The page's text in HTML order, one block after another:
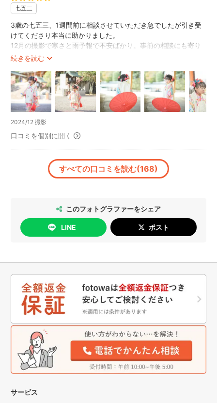
.
家族写真や七五三・ベビーフォトで泣いてしまうお子様の
事について
お話します。小さなお子様は撮影中に泣いてしまうことも
ありますが
私は泣いた表情もしっかり撮影します。
.
.
一生懸命、顔をクシャっとして泣いている顔は1年1年成長
と共に変わってい
くからです。笑顔ももちろん変わりますが、泣き顔は年々
見なくなり大きく
ですので、一生懸命お母さん・お父さん・おばあちゃん・
是非、写真に残せる時に残しましょう（^^）
ですので、
とか
「折角キレイに準備してきたのに･･･」
とか
てしまう･･･」
など思われないで下さい。
「時間でーす」と
七五三
続きを読む
3歳の七五三、1週間前に相談させていただき急でしたが引き受
けてくださり本当に助かりました。
12月の撮影で寒さと雨予報で不安ばかり。事前の相談にも寄り
添って返信してくださり安心してのぞめ、天気にも幸運なこと
七五三では珍しい、母と子だけの少し寂しい参拝でしたが、素
敵な写真を沢山撮っていただきました。人見知りで気性が少し
荒く、カメラに警戒してしまい威嚇ばかりして大変でしたが、
終始穏やかに娘第一で接して頂き、最後は娘もニコニコで竹部
怒って撮影にならないときはどうしよーと母は余裕なしでした
が、終わってみれば、怒ってふてくされた表情や後ろ姿が一番
可愛く思えるくらいいい思い出。そんな姿もばっちり写真に残
してくださり感謝です！
口紅ショット諦めてましたが、一瞬の娘の機嫌をみて最後うま
く誘導してくださり撮れて嬉しかったです！
2024/12 撮影
口コミを個別に開く
すべての口コミを読む(168)
このフォトグラファーをシェア
LINE ポスト
サービス